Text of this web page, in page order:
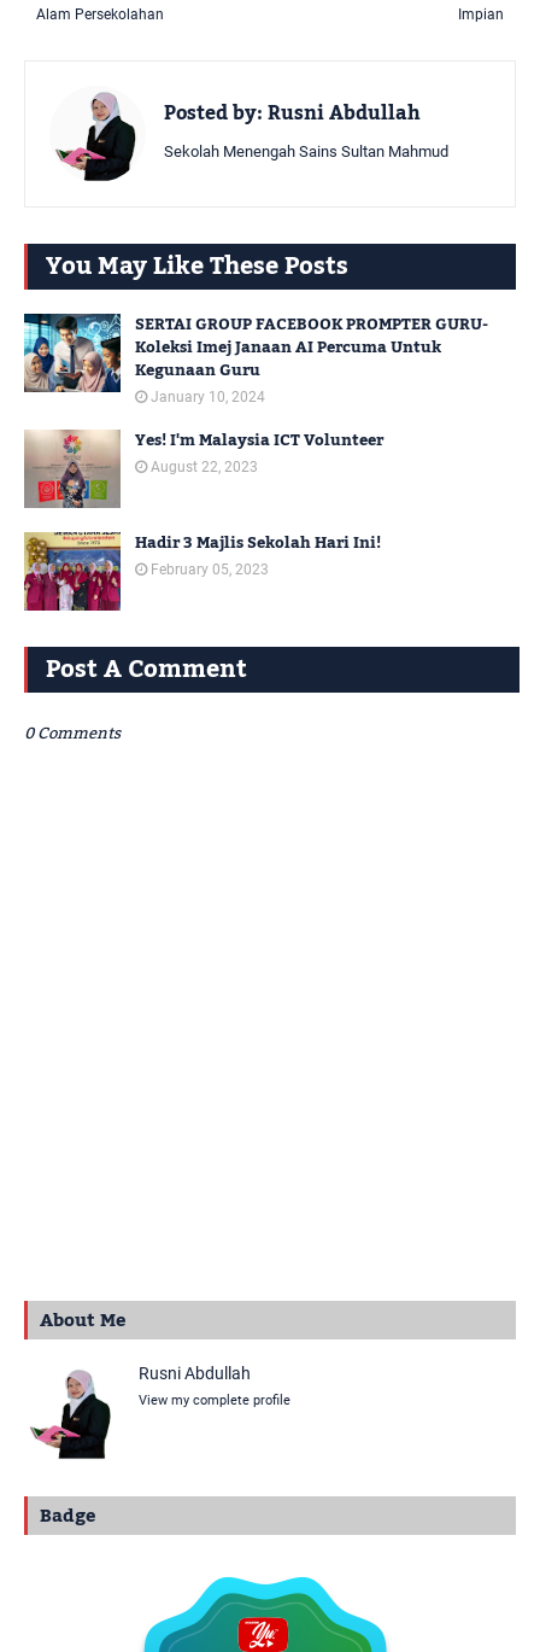
Impian
Alam Persekolahan
Posted by:Rusni Abdullah
Sekolah Menengah Sains Sultan Mahmud
You May Like These Posts
SERTAI GROUP FACEBOOK PROMPTER GURU-
Koleksi Imej Janaan AI Percuma Untuk
Kegunaan Guru
January 10, 2024
Yes! I'm Malaysia ICT Volunteer
August 22, 2023
Hadir 3 Majlis Sekolah Hari Ini!
February 05, 2023
Post A Comment
0 Comments
About Me
Rusni Abdullah
View my complete profile
Badge